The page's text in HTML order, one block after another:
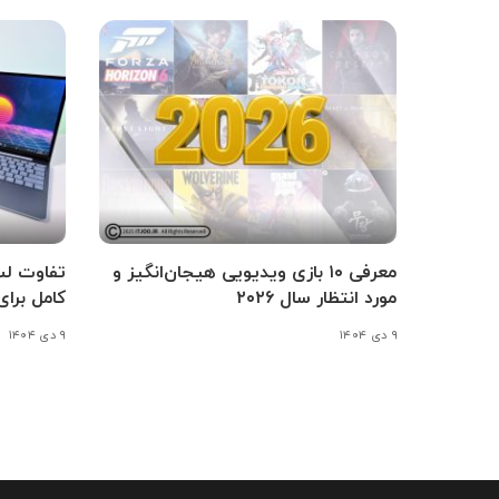
معرفی ۱۰ بازی ویدیویی هیجان‌انگیز و
مورد انتظار سال ۲۰۲۶
۹ دی ۱۴۰۴
تفاوت
کامل
۹ دی ۱۴۰۴